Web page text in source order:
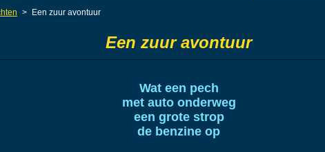
> Een zuur avontuur
Een zuur avontuur
Wat een pech
met auto onderweg
een grote strop
de benzine op